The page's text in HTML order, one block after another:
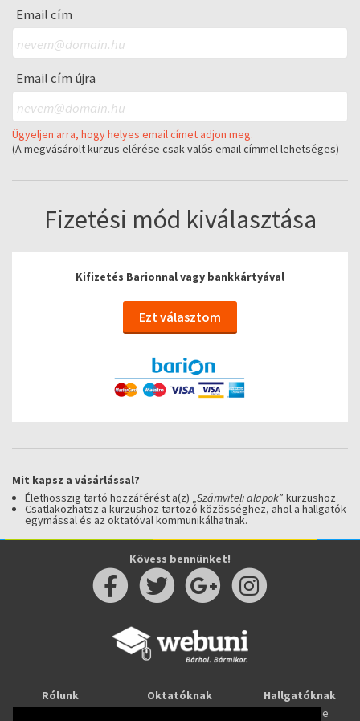
Email cím
Email cím újra
Ügyeljen arra, hogy helyes email címet adjon meg.
(A megvásárolt kurzus elérése csak valós email címmel lehetséges)
Fizetési mód kiválasztása
Kifizetés Barionnal vagy bankkártyával
Ezt választom
Mit kapsz a vásárlással?
Élethosszig tartó hozzáférést a(z) „Számviteli alapok” kurzushoz
Csatlakozhatsz a kurzushoz tartozó közösséghez, ahol a hallgatók
egymással és az oktatóval kommunikálhatnak.
Kövess bennünket!
Rólunk
Oktatóknak
Hallgatóknak
Tanulj online